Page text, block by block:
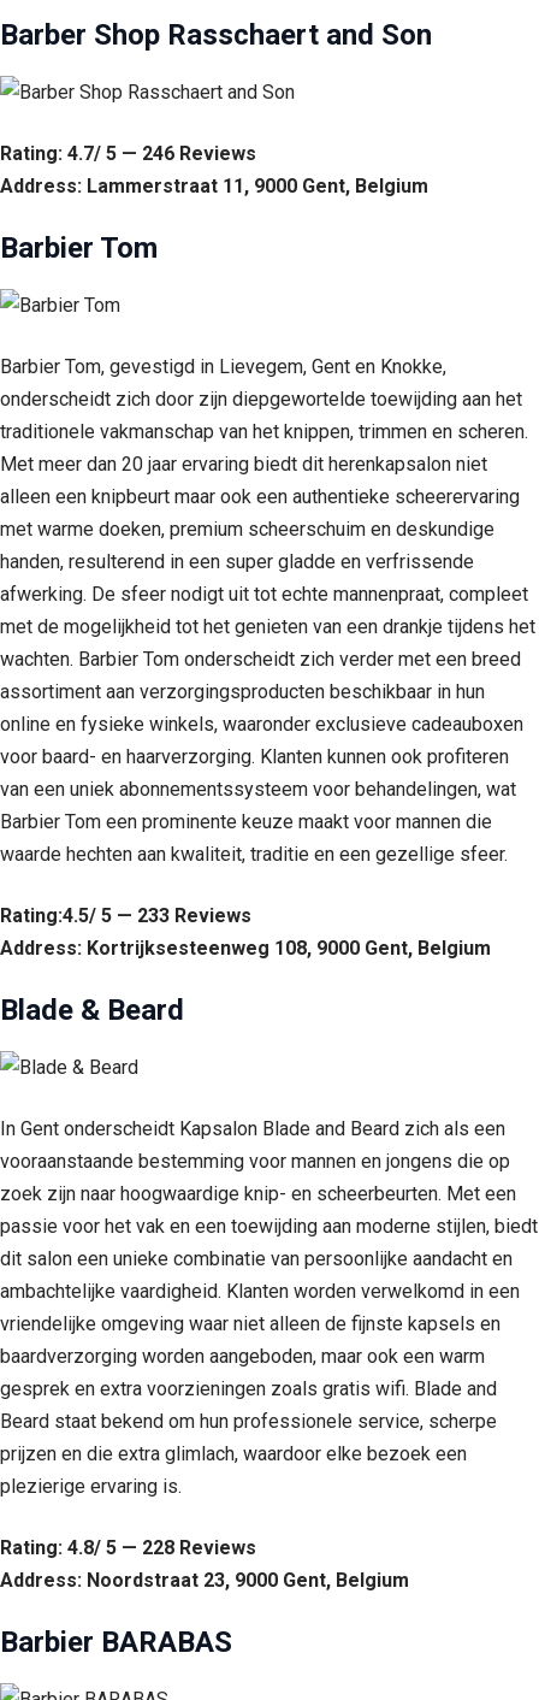
Barber Shop Rasschaert and Son
Rating: 4.7/ 5 — 246 Reviews
Address: Lammerstraat 11, 9000 Gent, Belgium
Barbier Tom
Barbier Tom, gevestigd in Lievegem, Gent en Knokke,
onderscheidt zich door zijn diepgewortelde toewijding aan het
traditionele vakmanschap van het knippen, trimmen en scheren.
Met meer dan 20 jaar ervaring biedt dit herenkapsalon niet
alleen een knipbeurt maar ook een authentieke scheerervaring
met warme doeken, premium scheerschuim en deskundige
handen, resulterend in een super gladde en verfrissende
afwerking. De sfeer nodigt uit tot echte mannenpraat, compleet
met de mogelijkheid tot het genieten van een drankje tijdens het
wachten. Barbier Tom onderscheidt zich verder met een breed
assortiment aan verzorgingsproducten beschikbaar in hun
online en fysieke winkels, waaronder exclusieve cadeauboxen
voor baard- en haarverzorging. Klanten kunnen ook profiteren
van een uniek abonnementssysteem voor behandelingen, wat
Barbier Tom een prominente keuze maakt voor mannen die
waarde hechten aan kwaliteit, traditie en een gezellige sfeer.
Rating:4.5/ 5 — 233 Reviews
Address: Kortrijksesteenweg 108, 9000 Gent, Belgium
Blade & Beard
In Gent onderscheidt Kapsalon Blade and Beard zich als een
vooraanstaande bestemming voor mannen en jongens die op
zoek zijn naar hoogwaardige knip- en scheerbeurten. Met een
passie voor het vak en een toewijding aan moderne stijlen, biedt
dit salon een unieke combinatie van persoonlijke aandacht en
ambachtelijke vaardigheid. Klanten worden verwelkomd in een
vriendelijke omgeving waar niet alleen de fijnste kapsels en
baardverzorging worden aangeboden, maar ook een warm
gesprek en extra voorzieningen zoals gratis wifi. Blade and
Beard staat bekend om hun professionele service, scherpe
prijzen en die extra glimlach, waardoor elke bezoek een
plezierige ervaring is.
Rating: 4.8/ 5 — 228 Reviews
Address: Noordstraat 23, 9000 Gent, Belgium
Barbier BARABAS